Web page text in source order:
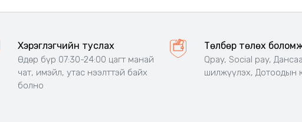
Хэрэглэгчийн туслах
Өдөр бүр 07:30-24:00 цагт манай
чат, имэйл, утас нээлттэй байх
болно
Төлбөр төлөх
Qpay, Social pay,
шилжүүлэх, Дотоодын